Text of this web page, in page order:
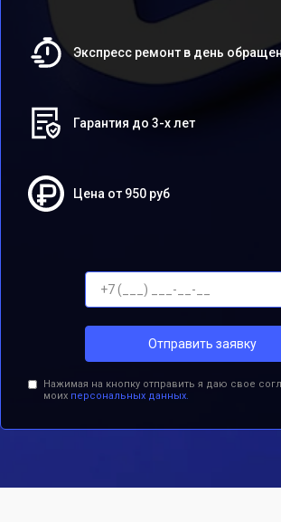
Экспресс ремонт в день
Гарантия до 3-х лет
Цена от 950 руб
Отправить заявку
Нажимая на кнопку отправить я даю свое
моих персональных данных.